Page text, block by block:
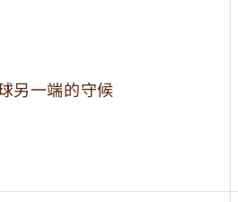
另一端的守候